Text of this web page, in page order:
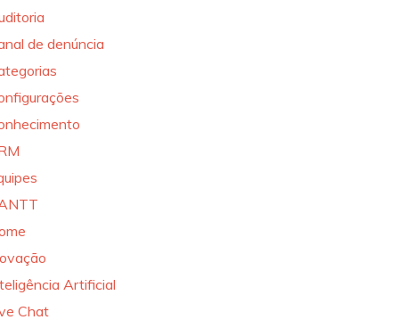
de denúncia
Artificial
Chat